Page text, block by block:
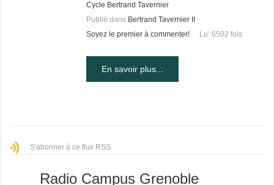
Cycle Bertrand Tavernier
Publié dans Bertrand Tavernier II
Soyez le premier à commenter!
Lu: 6502 fois
En savoir plus...
S'abonner à ce flux RSS
Radio Campus Grenoble